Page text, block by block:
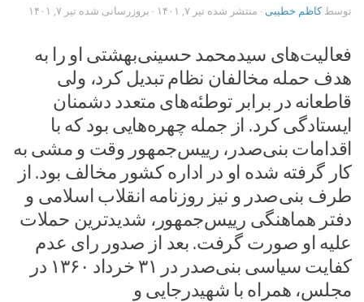
توسطکاظم خطیبی · منتشر شده تیر ۷, ۱۴۰۱ · بروزرسانی شده تیر ۷, ۱۴۰۱
فعالیت‌های سیدمحمد حسینی‌بهشتی او را به
هدف حمله مخالفان نظام تبدیل کرد، ولی
قاطعانه در برابر توطئه‌های متعدد دشمنان
ایستادگی کرد. از جمله چهره‌هایی بود که با
اقدامات بنی‌صدر، رییس‌جمهور وقت و مشی به
‌کار گرفته شده او در اداره کشور مخالف بود. از
طرف بنی‌صدر و نیز روزنامه انقلاب ‌اسلامی و
دفتر هماهنگی رییس‌جمهور، شدیدترین حملات
علیه او صورت گرفت. بعد از صدور رای عدم
کفایت سیاسی بنی‌صدر در ۳۱ خرداد ۱۳۶۰ در
مجلس، همراه با شهیدرجایی و